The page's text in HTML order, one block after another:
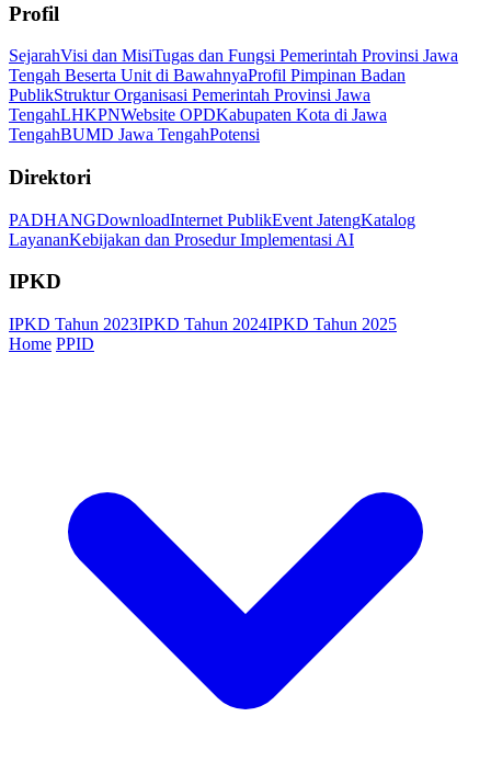
Profil
SejarahVisi dan MisiTugas dan Fungsi Pemerintah Provinsi Jawa
Tengah Beserta Unit di BawahnyaProfil Pimpinan Badan
PublikStruktur Organisasi Pemerintah Provinsi Jawa
TengahLHKPNWebsite OPDKabupaten Kota di Jawa
TengahBUMD Jawa TengahPotensi
Direktori
PADHANGDownloadInternet PublikEvent JatengKatalog
LayananKebijakan dan Prosedur Implementasi AI
IPKD
IPKD Tahun 2023IPKD Tahun 2024IPKD Tahun 2025
Home PPID